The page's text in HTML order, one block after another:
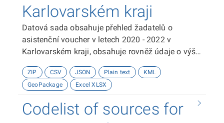
Karlovarském kraji
Datová sada obsahuje přehled žadatelů o
asistenční voucher v letech 2020 - 2022 v
Karlovarském kraji, obsahuje rovněž údaje o výši
další podrobnosti o projektech žadatelů.
Souřadnicový systém je použit WGS 84.
Karlovarského kraje, p.o.
ZIP CSV JSON Plain text
KML
GeoPackage
Excel XLSX
Codelist of sources for